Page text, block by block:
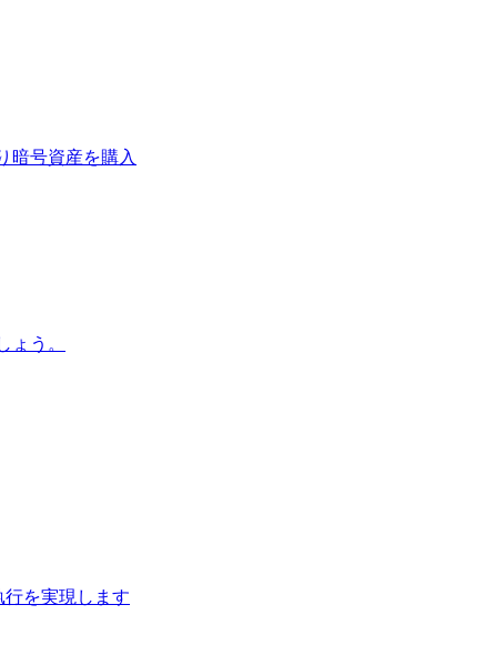
暗号資産を購入
う。
を実現します